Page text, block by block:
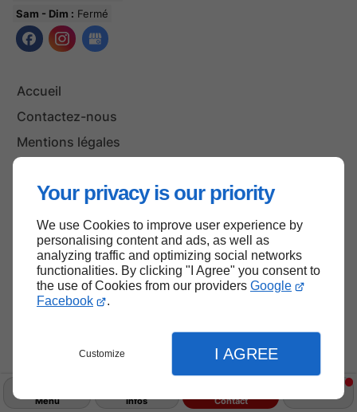
Your privacy is our priority
We use Cookies to improve user experience by
personalising content and ads, as well as
analyzing traffic and optimizing social networks
functionalities. By clicking "I Agree" you consent to
the use of Cookies from our providers Google
Facebook
.
Customize I AGREE
Menu Infos Contact
Sam - Dim : Fermé
Accueil
Contactez-nous
Mentions légales
Haut de page